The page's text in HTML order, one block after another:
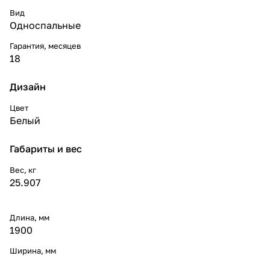
Вид
Односпальные
Гарантия, месяцев
18
Дизайн
Цвет
Белый
Габариты и вес
Вес, кг
25.907
Длина, мм
1900
Ширина, мм